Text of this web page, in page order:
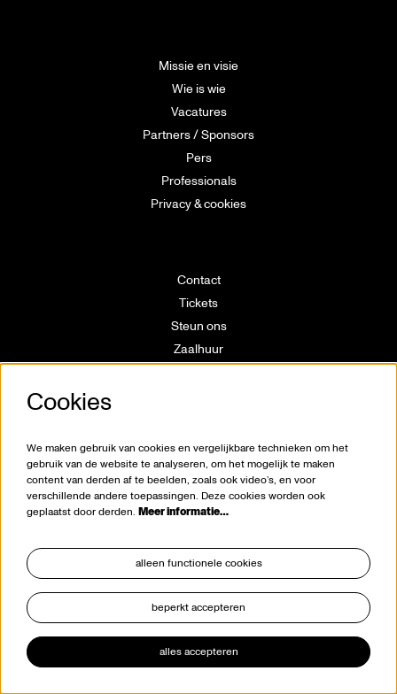
Missie en visie
Wie is wie
Vacatures
Partners / Sponsors
Pers
Professionals
Privacy & cookies
Contact
Tickets
Steun ons
Zaalhuur
Huisregels
Klokkenluiderswet
blijf op de hoogte
Cookies
We maken gebruik van cookies en vergelijkbare technieken om het
gebruik van de website te analyseren, om het mogelijk te maken
content van derden af te beelden, zoals ook video’s, en voor
verschillende andere toepassingen. Deze cookies worden ook
geplaatst door derden. Meer informatie…
alleen functionele cookies
beperkt accepteren
alles accepteren